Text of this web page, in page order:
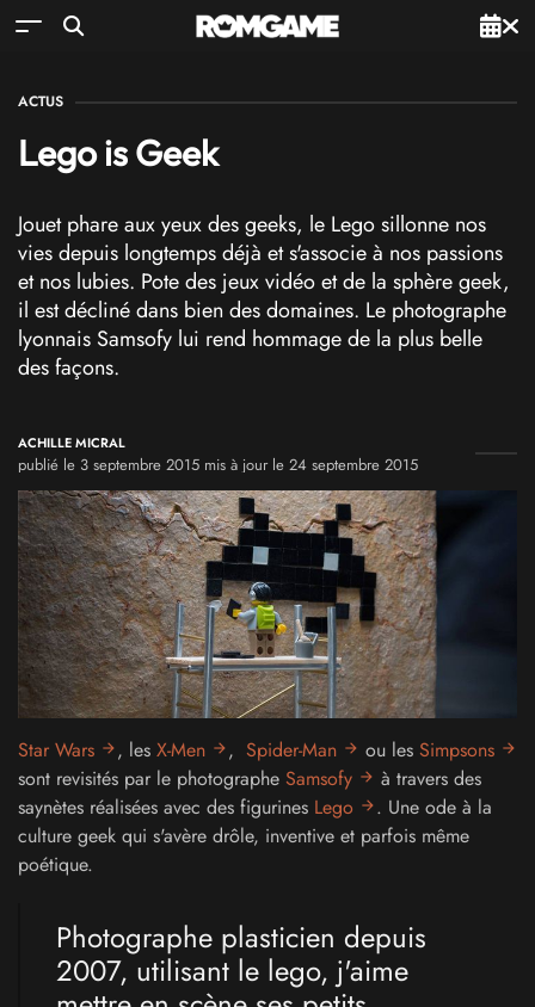
ACTUS
Lego is Geek
Jouet phare aux yeux des geeks, le Lego sillonne nos
vies depuis longtemps déjà et s'associe à nos passions
et nos lubies. Pote des jeux vidéo et de la sphère geek,
il est décliné dans bien des domaines. Le photographe
lyonnais Samsofy lui rend hommage de la plus belle
des façons.
ACHILLE MICRAL
publié le 3 septembre 2015 mis à jour le 24 septembre 2015
Star Wars , les X-Men , Spider-Man ou les Simpsons
sont revisités par le photographe Samsofy
à travers des
saynètes réalisées avec des figurines Lego
. Une ode à la
culture geek qui s'avère drôle, inventive et parfois même
poétique.
Photographe plasticien depuis
2007, utilisant le lego, j'aime